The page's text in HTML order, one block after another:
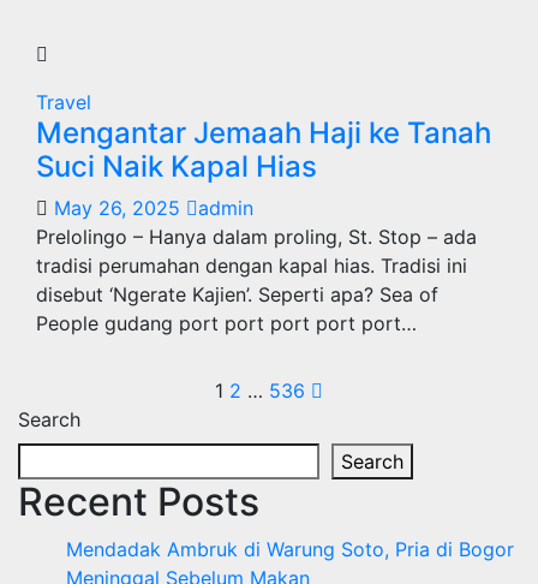
Travel
Mengantar Jemaah Haji ke Tanah
Suci Naik Kapal Hias
May 26, 2025
admin
Prelolingo – Hanya dalam proling, St. Stop – ada
tradisi perumahan dengan kapal hias. Tradisi ini
disebut ‘Ngerate Kajien’. Seperti apa? Sea of ​​
People gudang port port port port port…
Posts
pagination
1 2 … 536
Search
Search
Recent Posts
Mendadak Ambruk di Warung Soto, Pria di Bogor
Meninggal Sebelum Makan